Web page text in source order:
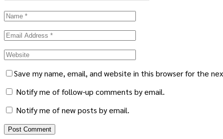
Save my name, email, and website in this browser for the
Notify me of follow-up comments by email.
Notify me of new posts by email.